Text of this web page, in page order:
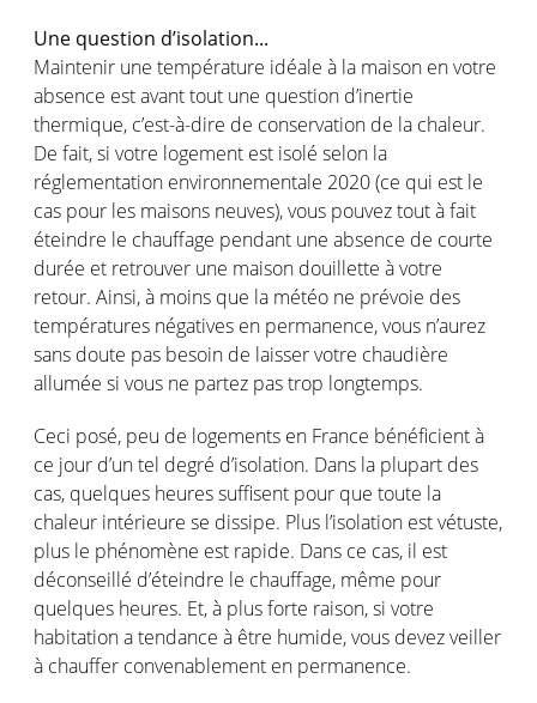
Une question d’isolation...
Maintenir une température idéale à la maison envotre
absence estavanttout une question d’inertie
thermique, c’est-à-dire de conservation de la chaleur.
De fait,si votre logement est isolé selon la
réglementation environnementale 2020 (ce qui est le
cas pour les maisons neuves),vous pouveztout à fait
éteindre le chauffage pendant une absence de courte
durée et retrouver une maison douillette àvotre
retour. Ainsi, à moins que la météo ne prévoie des
températures négatives en permanence,vous n’aurez
sans doute pas besoin de laisservotre chaudière
allumée si vous ne partez pas trop longtemps.
Ceci posé, peu de logements en France bénéficientà
ce jour d’untel degré d’isolation. Dans la plupart des
cas, quelques heuressuffisent pour que toute la
chaleur intérieure se dissipe. Plus l’isolation estvétuste,
plus le phénomène est rapide. Dans ce cas, il est
déconseillé d’éteindre le chauffage, même pour
quelques heures. Et, à plus forte raison,si votre
habitation a tendance à être humide,vous devezveiller
à chauffer convenablement en permanence.